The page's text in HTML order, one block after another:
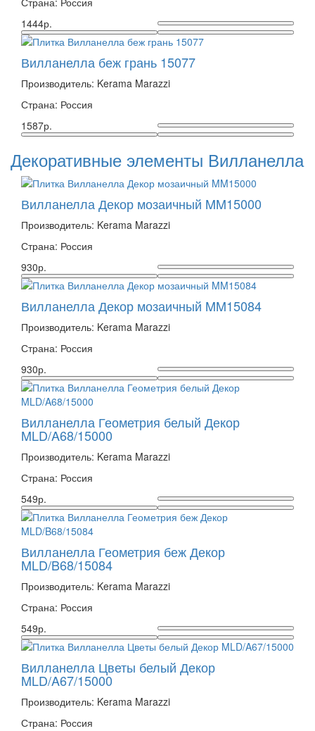
1444р.
Вилланелла беж грань 15077
Производитель: Kerama Marazzi
Страна: Россия
1587р.
Декоративные элементы Вилланелла
Вилланелла Декор мозаичный MM15000
Производитель: Kerama Marazzi
Страна: Россия
930р.
Вилланелла Декор мозаичный MM15084
Производитель: Kerama Marazzi
Страна: Россия
930р.
Вилланелла Геометрия белый Декор
MLD/A68/15000
Производитель: Kerama Marazzi
Страна: Россия
549р.
Вилланелла Геометрия беж Декор
MLD/B68/15084
Производитель: Kerama Marazzi
Страна: Россия
549р.
Вилланелла Цветы белый Декор
MLD/A67/15000
Производитель: Kerama Marazzi
Страна: Россия